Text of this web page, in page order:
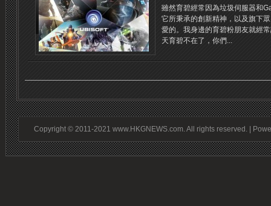
雖然育碧經常因為垃圾伺服器和
它所秉承的創新精神，以及旗下
愛的。我身邊的育碧粉朋友就經
天育碧不在了，你們...
Copyright © 2011-2021 www.HKGNEWS.com. All rights reserved. |